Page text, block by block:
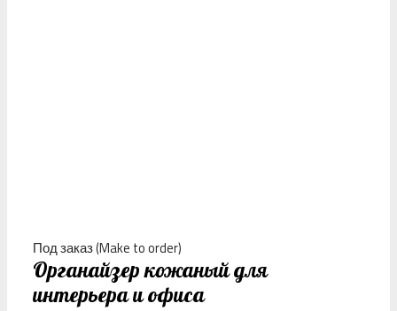
Под заказ (Make to order)
Органайзер кожаный для
интерьера и офиса